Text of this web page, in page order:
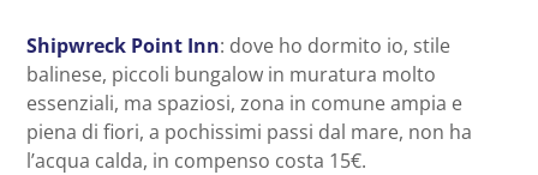
Shipwreck Point Inn: dove ho dormito io, stile
balinese, piccoli bungalow in muratura molto
essenziali, ma spaziosi, zona in comune ampia e
piena di fiori, a pochissimi passi dal mare, non ha
l’acqua calda, in compenso costa 15€.